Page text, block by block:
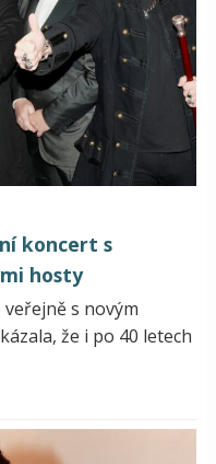
koncert s
hosty
s novým
že i po 40 letech